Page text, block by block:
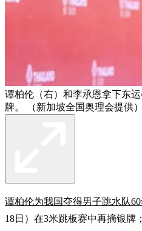
谭柏伦（右）和李承恩拿下东
牌。 （新加坡全国奥理会提供）
谭柏伦为我国夺得男子跳水队
18日）在3米跳板赛中再摘银牌